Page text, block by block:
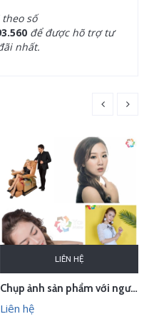
theo số
để được hõ trợ tư
nhất.
LIÊN HỆ
Chụp ảnh sản phẩm với người mẫu - quay quảng cáo trọn gói
Liên hệ